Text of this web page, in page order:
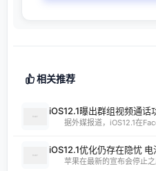
相关推荐
iOS12.1曝出群组视频通
据外媒报道，iOS12.1在
iOS12.1优化仍存在隐忧
苹果在最新的宣布会停止之